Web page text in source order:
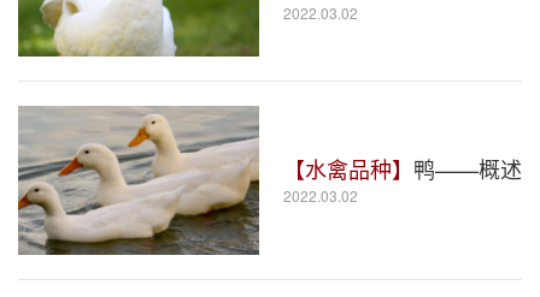
2022.03.02
【水禽品种】 鸭——概述
2022.03.02